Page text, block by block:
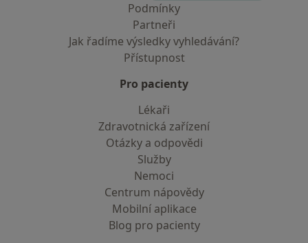
Podmínky
Partneři
Jak řadíme výsledky vyhledávání?
Přístupnost
Pro pacienty
Lékaři
Zdravotnická zařízení
Otázky a odpovědi
Služby
Nemoci
Centrum nápovědy
Mobilní aplikace
Blog pro pacienty